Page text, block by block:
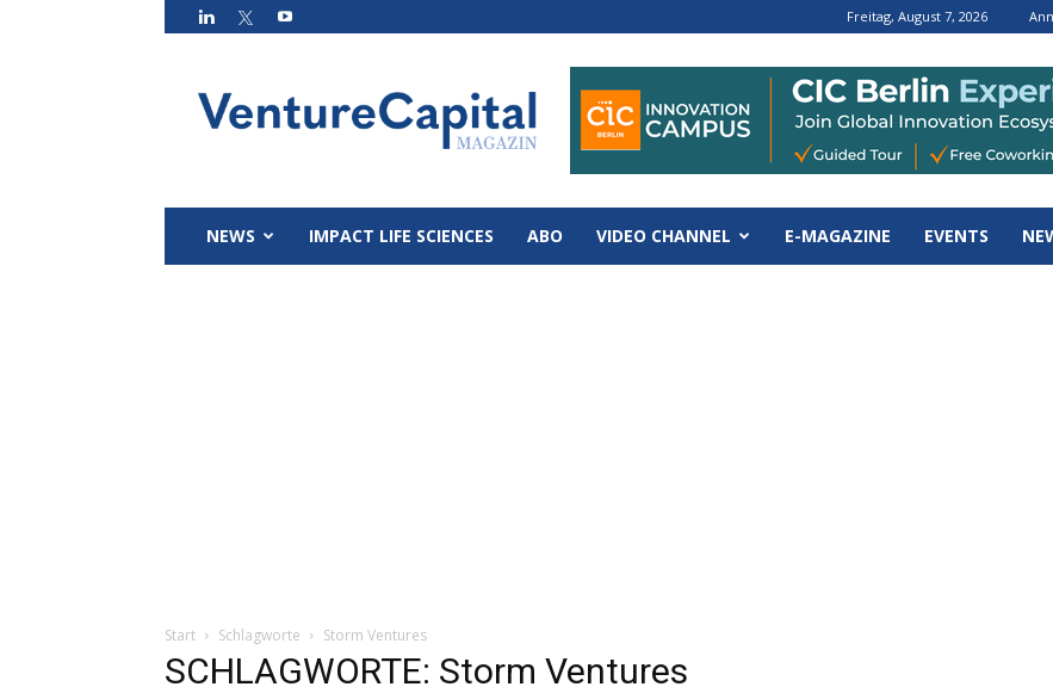
Freitag, August 7, 2026
Magazin
NEWS IMPACT LIFE SCIENCES ABO VIDEO CHANNEL E-MAGAZINE EVENTS
Start Schlagworte Storm Ventures
SCHLAGWORTE: Storm Ventures